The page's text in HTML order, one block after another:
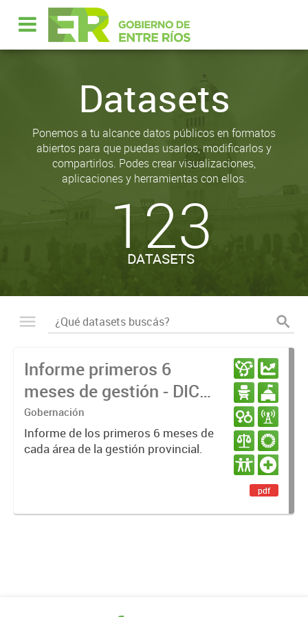
Datasets
Ponemos a tu alcance datos públicos en formatos
abiertos para que puedas usarlos, modificarlos y
compartirlos. Podes crear visualizaciones,
aplicaciones y herramientas con ellos.
123
DATASETS
Informe primeros 6
meses de gestión - DIC
23 / JUN 24
Gobernación
Informe de los primeros 6 meses de
cada área de la gestión provincial.
pdf